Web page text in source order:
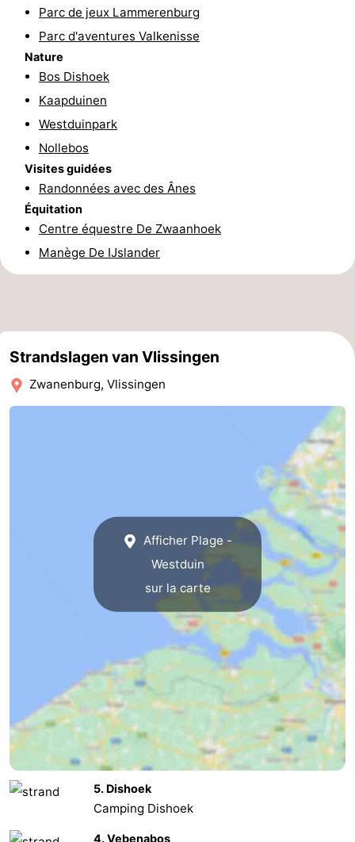
Ferry
Stationnement
Adresses
Médicales
Région
Zeeland
Schouwen-
Duiveland
Bruinisse
-
Nature
-
Mantelingen
Domburg
Westkapelle
-
Zoutelande
-
Nature
Walcherse
Dishoek
-
Parc de jeux Lammerenburg
Parc d'aventures Valkenisse
Nature
Bos Dishoek
Kaapduinen
Westduinpark
Nollebos
Visites guidées
Randonnées avec des Ânes
Équitation
Centre équestre De Zwaanhoek
Manège De IJslander
Strandslagen van Vlissingen
Zwanenburg, Vlissingen
Afficher Plage -
Westduin
sur la carte
5. Dishoek
Camping Dishoek
4. Vebenabos